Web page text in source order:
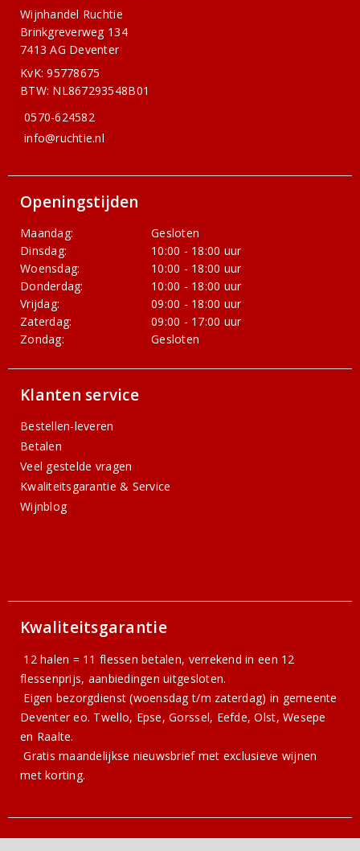
Wijnhandel Ruchtie
Brinkgreverweg 134
7413 AG Deventer
KvK: 95778675
BTW: NL867293548B01
0570-624582
info@ruchtie.nl
Openingstijden
Maandag:
Gesloten
Dinsdag:
10:00 - 18:00 uur
Woensdag:
10:00 - 18:00 uur
Donderdag:
10:00 - 18:00 uur
Vrijdag:
09:00 - 18:00 uur
Zaterdag:
09:00 - 17:00 uur
Zondag:
Gesloten
Klanten service
Bestellen-leveren
Betalen
Veel gestelde vragen
Kwaliteitsgarantie & Service
Wijnblog
Kwaliteitsgarantie
12 halen = 11 flessen betalen, verrekend in een 12
flessenprijs, aanbiedingen uitgesloten.
Eigen bezorgdienst (woensdag t/m zaterdag) in gemeente
Deventer eo. Twello, Epse, Gorssel, Eefde, Olst, Wesepe
en Raalte.
Gratismaandelijkse nieuwsbriefmet exclusieve wijnen
met korting.